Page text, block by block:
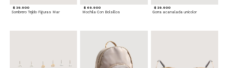
$ 39.900
Sombrero Tejido Figuras Mar
$ 69.900
Mochila Con Bolsillos
$ 29.900
Gorra acanalada unicolor